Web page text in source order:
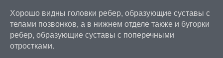
Хорошо видны головки ребер, образующие суставы с
телами позвонков, а в нижнем отделе также и бугорки
ребер, образующие суставы с поперечными
отростками.